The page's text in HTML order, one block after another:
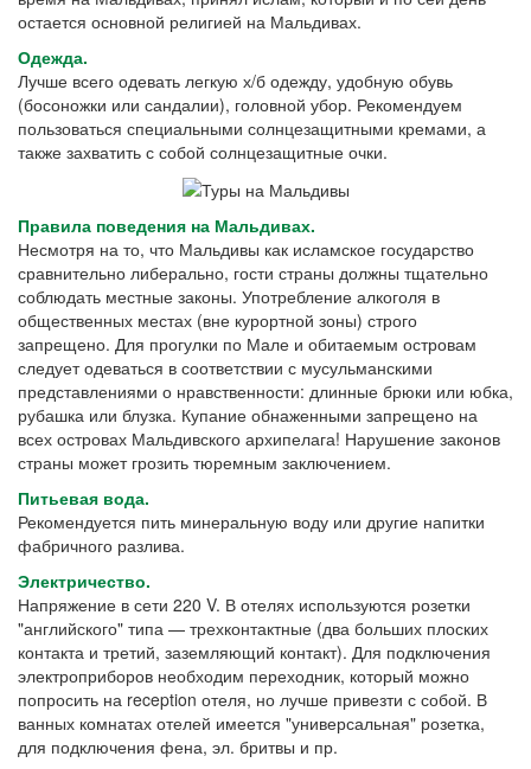
остается основной религией на Мальдивах.
Одежда.
Лучше всего одевать легкую х/б одежду, удобную обувь
(босоножки или сандалии), головной убор. Рекомендуем
пользоваться специальными солнцезащитными кремами, а
также захватить с собой солнцезащитные очки.
Правила поведения на Мальдивах.
Несмотря на то, что Мальдивы как исламское государство
сравнительно либерально, гости страны должны тщательно
соблюдать местные законы. Употребление алкоголя в
общественных местах (вне курортной зоны) строго
запрещено. Для прогулки по Мале и обитаемым островам
следует одеваться в соответствии с мусульманскими
представлениями о нравственности: длинные брюки или юбка,
рубашка или блузка. Купание обнаженными запрещено на
всех островах Мальдивского архипелага! Нарушение законов
страны может грозить тюремным заключением.
Питьевая вода.
Рекомендуется пить минеральную воду или другие напитки
фабричного разлива.
Электричество.
Напряжение в сети 220 V. В отелях используются розетки
"английского" типа — трехконтактные (два больших плоских
контакта и третий, заземляющий контакт). Для подключения
электроприборов необходим переходник, который можно
попросить на reception отеля, но лучше привезти с собой. В
ванных комнатах отелей имеется "универсальная" розетка,
для подключения фена, эл. бритвы и пр.